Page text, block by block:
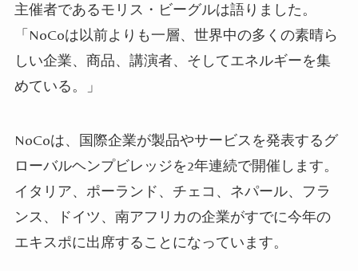
主催者であるモリス・ビーグルは語りました。
「NoCoは以前よりも一層、世界中の多くの素晴ら
しい企業、商品、講演者、そしてエネルギーを集
めている。」
NoCoは、国際企業が製品やサービスを発表するグ
ローバルヘンプビレッジを2年連続で開催します。
イタリア、ポーランド、チェコ、ネパール、フラ
ンス、ドイツ、南アフリカの企業がすでに今年の
エキスポに出席することになっています。